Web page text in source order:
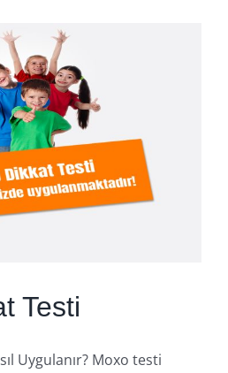
Testi
Uygulanır? Moxo testi